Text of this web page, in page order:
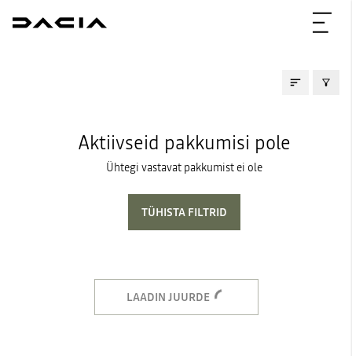
KASUTATUD AUTOD
Aktiivseid pakkumisi pole
Ühtegi vastavat pakkumist ei ole
TÜHISTA FILTRID
LAADIN JUURDE